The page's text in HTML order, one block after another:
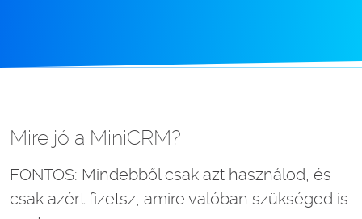
Mire jó a MiniCRM?
FONTOS: Mindebből csak azt használod, és
csak azért fizetsz, amire valóban szükséged is